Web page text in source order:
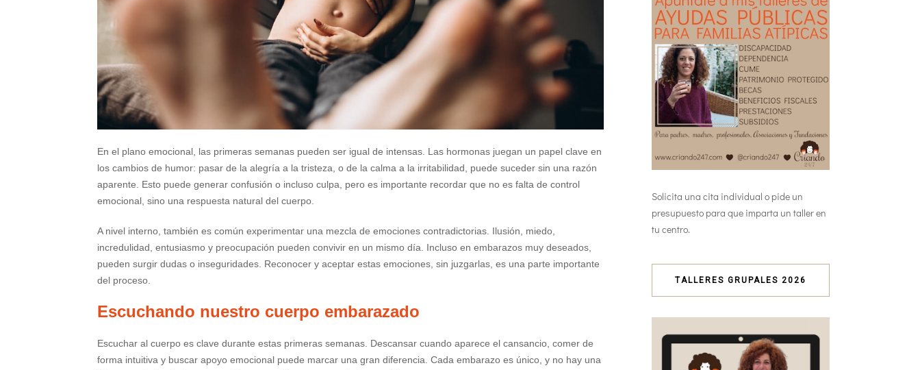
En el plano emocional, las primeras semanas pueden ser igual de intensas. Las hormonas juegan un papel clave en
los cambios de humor: pasar de la alegría a la tristeza, o de la calma a la irritabilidad, puede suceder sin una razón
aparente. Esto puede generar confusión o incluso culpa, pero es importante recordar que no es falta de control
emocional, sino una respuesta natural del cuerpo.
A nivel interno, también es común experimentar una mezcla de emociones contradictorias. Ilusión, miedo,
incredulidad, entusiasmo y preocupación pueden convivir en un mismo día. Incluso en embarazos muy deseados,
pueden surgir dudas o inseguridades. Reconocer y aceptar estas emociones, sin juzgarlas, es una parte importante
del proceso.
Escuchando nuestro cuerpo embarazado
Escuchar al cuerpo es clave durante estas primeras semanas. Descansar cuando aparece el cansancio, comer de
forma intuitiva y buscar apoyo emocional puede marcar una gran diferencia. Cada embarazo es único, y no hay una
Solicita una cita individual o pide un
presupuesto para que imparta un taller en
tu centro.
TALLERES GRUPALES 2026